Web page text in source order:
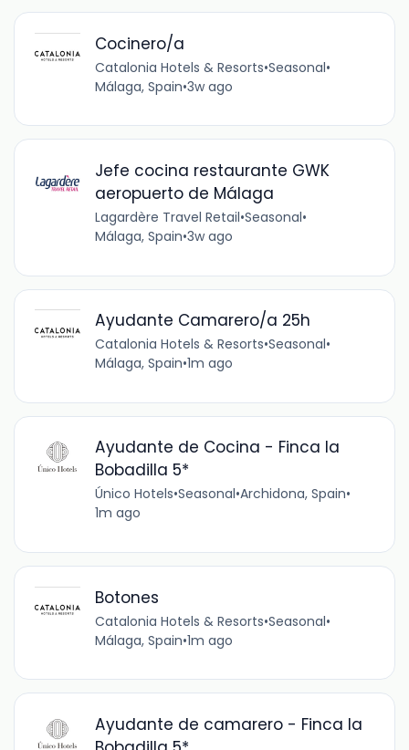
Cocinero/a
Catalonia Hotels & Resorts•Seasonal•
Málaga, Spain•3w ago
Jefe cocina restaurante GWK
aeropuerto de Málaga
Lagardère Travel Retail•Seasonal•
Málaga, Spain•3w ago
Ayudante Camarero/a 25h
Catalonia Hotels & Resorts•Seasonal•
Málaga, Spain•1m ago
Ayudante de Cocina - Finca la
Bobadilla 5*
Único Hotels•Seasonal•Archidona, Spain•
1m ago
Botones
Catalonia Hotels & Resorts•Seasonal•
Málaga, Spain•1m ago
Ayudante de camarero - Finca la